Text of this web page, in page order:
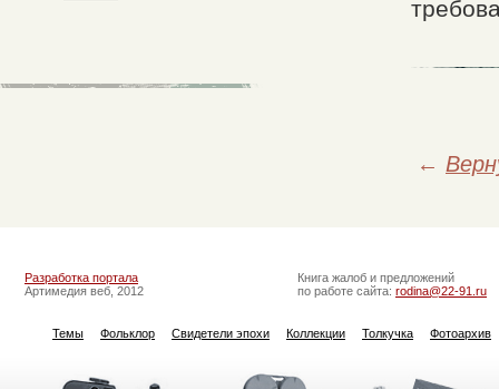
←
Разработка портала
Артимедия веб, 2012
Книга жалоб и предложений
по работе сайта: rodina@22-91.ru
Темы Фольклор Свидетели эпохи Коллекции Толкучка Фотоархив